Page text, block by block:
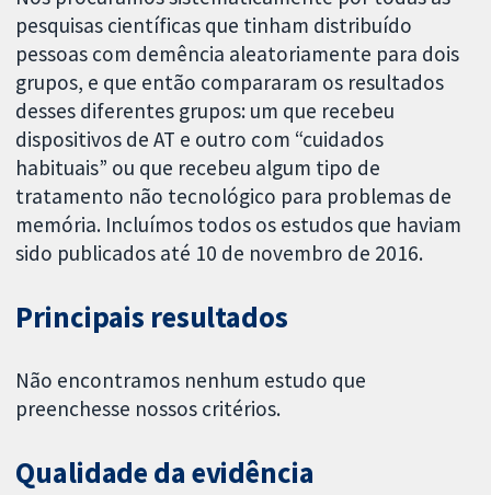
pesquisas científicas que tinham distribuído
pessoas com demência aleatoriamente para dois
grupos, e que então compararam os resultados
desses diferentes grupos: um que recebeu
dispositivos de AT e outro com “cuidados
habituais” ou que recebeu algum tipo de
tratamento não tecnológico para problemas de
memória. Incluímos todos os estudos que haviam
sido publicados até 10 de novembro de 2016.
Principais resultados
Não encontramos nenhum estudo que
preenchesse nossos critérios.
Qualidade da evidência